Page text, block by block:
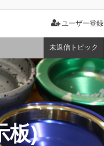
ユーザー登録
未返信トピック
板)